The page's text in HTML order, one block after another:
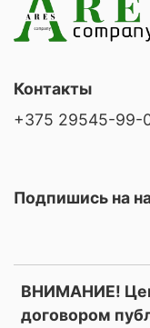
ВНИМАНИЕ!
договором
Контакты
+375 29545-99-
Подпишись на